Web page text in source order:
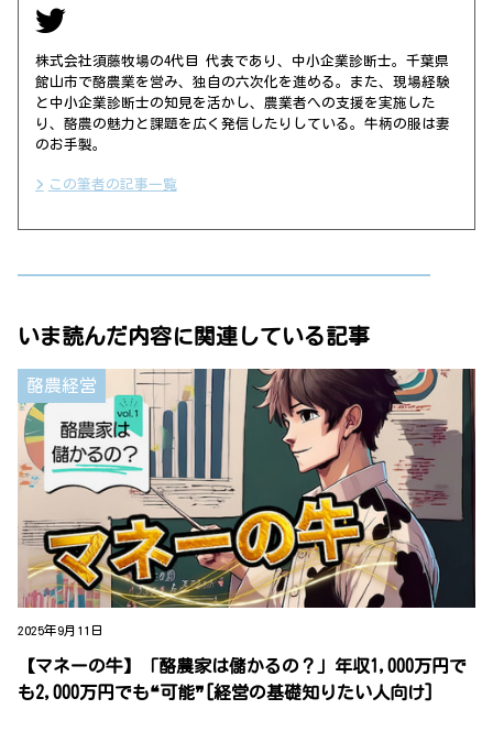
株式会社須藤牧場の4代目 代表であり、中小企業診断士。千葉県
館山市で酪農業を営み、独自の六次化を進める。また、現場経験
と中小企業診断士の知見を活かし、農業者への支援を実施した
り、酪農の魅力と課題を広く発信したりしている。牛柄の服は妻
のお手製。
この筆者の記事一覧
いま読んだ内容に関連している記事
酪農経営
2025年9月11日
【マネーの牛】「酪農家は儲かるの？」年収1,000万円で
も2,000万円でも❝可能❞[経営の基礎知りたい人向け]